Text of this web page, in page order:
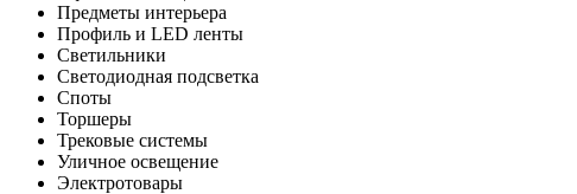
Предметы интерьера
Профиль и LED ленты
Светильники
Светодиодная подсветка
Споты
Торшеры
Трековые системы
Уличное освещение
Электротовары